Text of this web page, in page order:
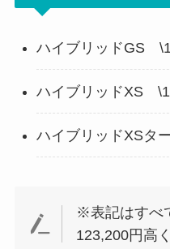
ハイブリッドGS
ハイブリッドXS
ハイブリッドXSタ
※表記はすべ
123,200円高